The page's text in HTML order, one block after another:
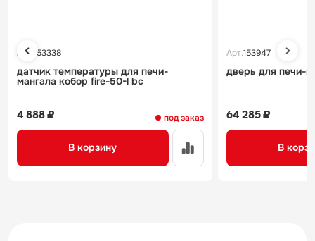
Арт. 153338
датчик температуры для печи-
мангала кобор fire-50-l bc
под заказ
4 888 ₽
В корзину
Арт.153947
дверь для печи-
64 285 ₽
В